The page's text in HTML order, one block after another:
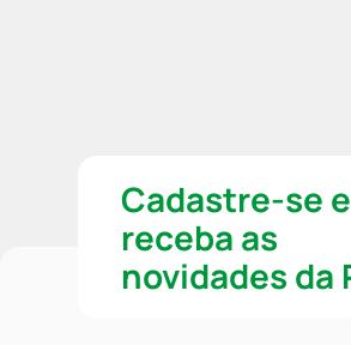
Cadastre-se e
receba as
novidades da